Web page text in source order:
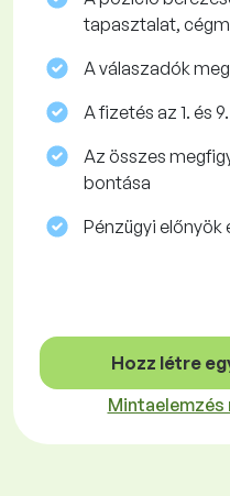
tapasztalat,
A válaszadók
A fizetés az 1. és
Az összes
bontása
Pénzügyi előnyök
Hozz létre